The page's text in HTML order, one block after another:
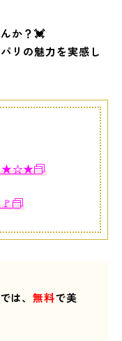
か？💓
リの魅力を実感し
★☆★
は、無料で美